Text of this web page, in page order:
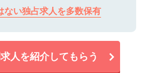
ない独占求人を多数保有
人を紹介してもらう